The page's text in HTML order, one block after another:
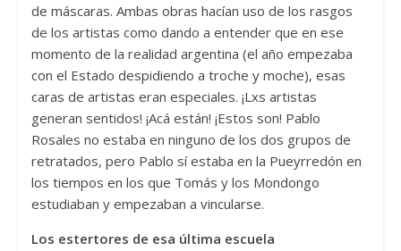
de máscaras. Ambas obras hacían uso de los rasgos
de los artistas como dando a entender que en ese
momento de la realidad argentina (el año empezaba
con el Estado despidiendo a troche y moche), esas
caras de artistas eran especiales. ¡Lxs artistas
generan sentidos! ¡Acá están! ¡Estos son! Pablo
Rosales no estaba en ninguno de los dos grupos de
retratados, pero Pablo sí estaba en la Pueyrredón en
los tiempos en los que Tomás y los Mondongo
estudiaban y empezaban a vincularse.
Los estertores de esa última escuela